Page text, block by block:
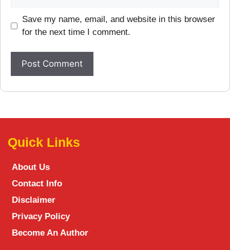
Save my name, email, and website in this browser
for the next time I comment.
Quick Links
About Us
Contact Info
Disclaimer
Privacy Policy
Become An Author